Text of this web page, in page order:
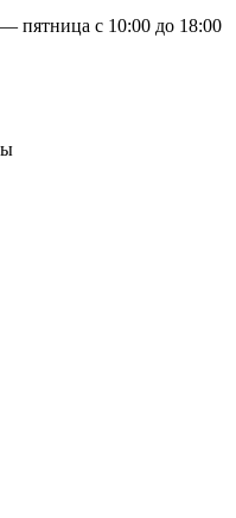
пятница с 10:00 до 18:00